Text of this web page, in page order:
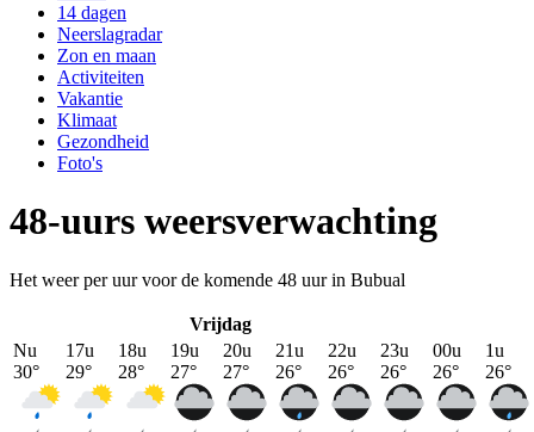
14 dagen
Neerslagradar
Zon en maan
Activiteiten
Vakantie
Klimaat
Gezondheid
Foto's
48-uurs weersverwachting
Het weer per uur voor de komende 48 uur in Bubual
Vrijdag
Nu
30°
17u
29°
18u
28°
19u
27°
20u
27°
21u
26°
22u
26°
23u
26°
00u
26°
1u
26°